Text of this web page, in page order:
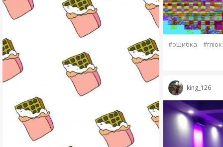
#ошибка #глюк
king_126